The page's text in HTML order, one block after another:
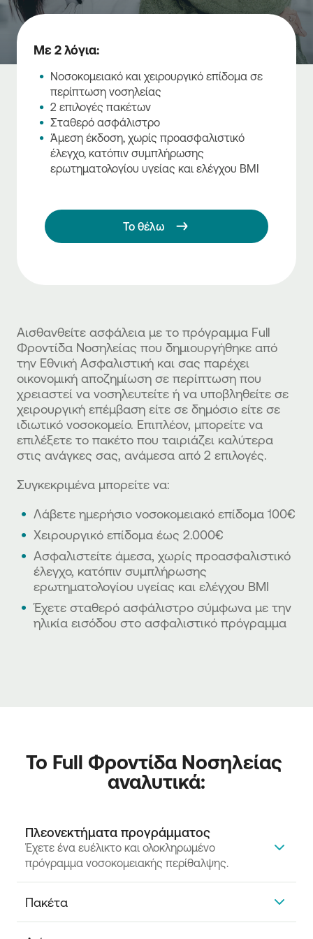
Αισθανθείτε ασφάλεια με το πρόγραμμα Full
Φροντίδα Νοσηλείας που δημιουργήθηκε από
την Εθνική Ασφαλιστική και σας παρέχει
οικονομική αποζημίωση σε περίπτωση που
χρειαστεί να νοσηλευτείτε ή να υποβληθείτε σε
χειρουργική επέμβαση είτε σε δημόσιο είτε σε
ιδιωτικό νοσοκομείο. Επιπλέον, μπορείτε να
επιλέξετε το πακέτο που ταιριάζει καλύτερα
στις ανάγκες σας, ανάμεσα από 2 επιλογές.
Συγκεκριμένα μπορείτε να:
Λάβετε ημερήσιο νοσοκομειακό επίδομα 100€
Χειρουργικό επίδομα έως 2.000€
Ασφαλιστείτε άμεσα, χωρίς προασφαλιστικό
έλεγχο, κατόπιν συμπλήρωσης
ερωτηματολογίου υγείας και ελέγχου ΒΜΙ
Έχετε σταθερό ασφάλιστρο σύμφωνα με την
ηλικία εισόδου στο ασφαλιστικό πρόγραμμα
Με 2 λόγια:
Νοσοκομειακό και χειρουργικό επίδομα σε
περίπτωση νοσηλείας
2 επιλογές πακέτων
Σταθερό ασφάλιστρο
Άμεση έκδοση, χωρίς προασφαλιστικό
έλεγχο, κατόπιν συμπλήρωσης
ερωτηματολογίου υγείας και ελέγχου ΒΜΙ
Το θέλω
Το Full Φροντίδα Νοσηλείας
αναλυτικά:
Πλεονεκτήματα προγράμματος
Έχετε ένα ευέλικτο και ολοκληρωμένο
πρόγραμμα νοσοκομειακής περίθαλψης.
Λαμβάνετε οικονομική ενίσχυση σε περίπτωση
νοσηλείας ή/και διενέργειας χειρουργικής
επέμβασης
Πακέτα
Έχετε επιλογή ανάμεσα σε 2 πακέτα.